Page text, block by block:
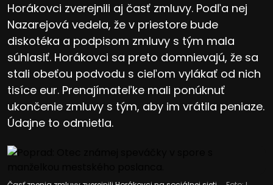
Horákovci zverejnili aj časť zmluvy. Podľa nej
Nazarejová vedela, že v priestore bude
diskotéka a podpisom zmluvy s tým mala
súhlasiť. Horákovci sa preto domnievajú, že sa
stali obeťou podvodu s cieľom vylákať od nich
tisíce eur. Prenajímateľke mali ponúknuť
ukončenie zmluvy s tým, aby im vrátila peniaze.
Údajne to odmietla.